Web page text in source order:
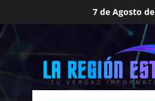
al
contenido
7 de Agosto